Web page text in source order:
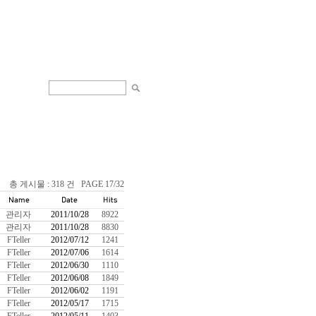
총 게시물 : 318 건 PAGE 17/32
관리자 2011/10/28
8922
관리자
2011/10/28
8830
FTeller
2012/07/12
1241
FTeller
2012/07/06
1614
FTeller
2012/06/30
1110
FTeller
2012/06/08
1849
FTeller
2012/06/02
1191
FTeller
2012/05/17
1715